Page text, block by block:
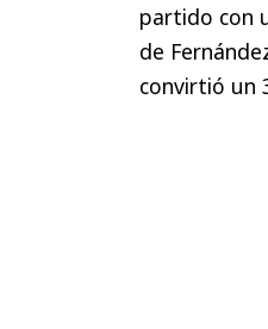
partido con
de
convirtió un